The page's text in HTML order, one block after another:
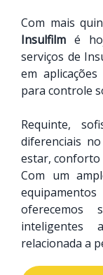
Com mais
Insulfilm é
serviços de
em
para controle
Requinte,
diferenciais
estar, conforto
Com um
oferecemos
inteligentes
relacionada a